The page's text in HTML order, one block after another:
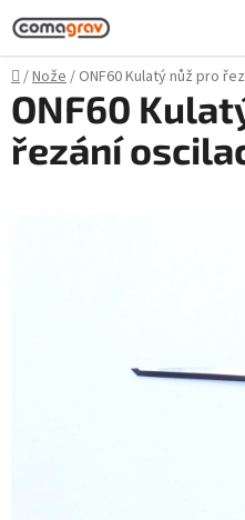
Přejít
na
obsah
Domů
/Nože/ ONF60 Kulatý nůž pro
ONF60
řezání